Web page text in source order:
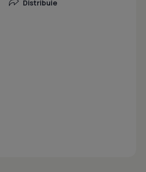
Distribuie